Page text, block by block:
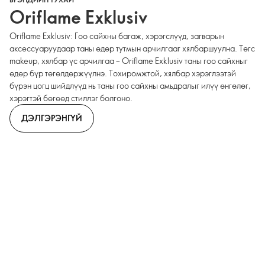
Oriflame Exklusiv
Oriflame Exklusiv: Гоо сайхны багаж, хэрэгслүүд, загварын
аксессуаруудаар таны өдөр тутмын арчилгааг хялбаршуулна. Төгс
makeup, хялбар үс арчилгаа – Oriflame Exklusiv таны гоо сайхныг
өдөр бүр төгөлдөржүүлнэ. Тохиромжтой, хялбар хэрэглээтэй
бүрэн цогц шийдлүүд нь таны гоо сайхны амьдралыг илүү өнгөлөг,
хэрэгтэй бөгөөд стиллэг болгоно.
ДЭЛГЭРЭНГҮЙ